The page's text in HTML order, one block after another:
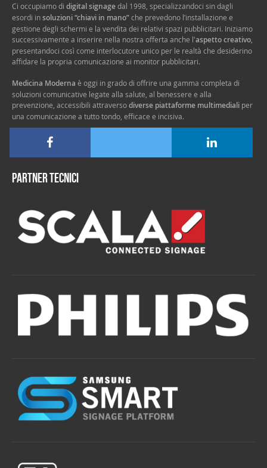
Ci occupiamo di digital signagedal 1998, specializzandoci sin dagli
esordi insoluzioni “chiavi in mano”che prevedono l’installazione e
gestione degli schermi e la vendita dei relativi spazi pubblicitari. Iniziamo
successivamente a inserire nella nostra offerta anche l'aspetto creativo
presentandoci così come interlocutore unico per le realtà che desiderino
affidare la propria comunicazione ai monitor pubblicitari.
Medicina Moderna è oggi in grado di offrire una gamma completa di
soluzioni comunicative legate alla salute, al benessere e alla
prevenzione, accessibili attraversodiverse piattaforme multimediali per
una comunicazione a tutto tondo, efficace e incisiva.
Partner tecnici